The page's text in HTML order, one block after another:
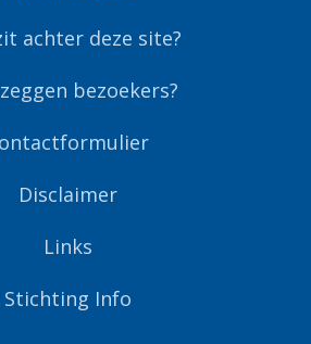
achter deze site?
bezoekers?
Disclaimer
Links
Stichting Info